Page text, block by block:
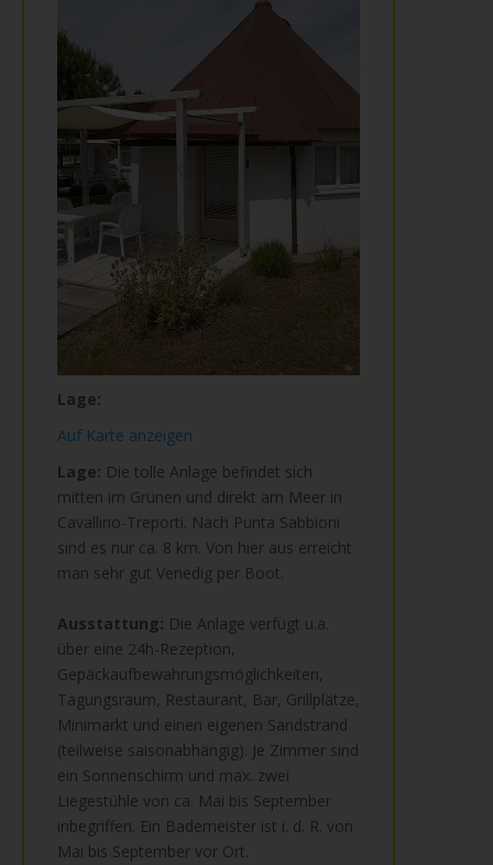
Lage:
Auf Karte anzeigen
Lage: Die tolle Anlage befindet sich
mitten im Grünen und direkt am Meer in
Cavallino-Treporti. Nach Punta Sabbioni
sind es nur ca. 8 km. Von hier aus erreicht
man sehr gut Venedig per Boot.
Ausstattung: Die Anlage verfügt u.a.
über eine 24h-Rezeption,
Gepäckaufbewahrungsmöglichkeiten,
Tagungsraum, Restaurant, Bar, Grillplätze,
Minimarkt und einen eigenen Sandstrand
(teilweise saisonabhängig). Je Zimmer sind
ein Sonnenschirm und max. zwei
Liegestühle von ca. Mai bis September
inbegriffen. Ein Bademeister ist i. d. R. von
Mai bis September vor Ort.